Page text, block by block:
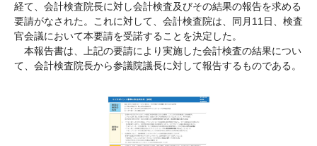
経て、会計検査院長に対し会計検査及びその結果の報告を求める
要請がなされた。これに対して、会計検査院は、同月11日、検査
官会議において本要請を受諾することを決定した。
本報告書は、上記の要請により実施した会計検査の結果につい
て、会計検査院長から参議院議長に対して報告するものである。